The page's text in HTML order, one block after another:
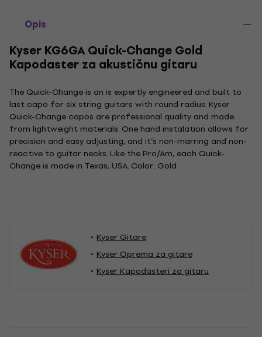
Opis
Kyser KG6GA Quick-Change Gold
Kapodaster za akustičnu gitaru
The Quick-Change is an is expertly engineered and built to
last capo for six string guitars with round radius. Kyser
Quick-Change capos are professional quality and made
from lightweight materials. One hand instalation allows for
precision and easy adjusting, and it’s non-marring and non-
reactive to guitar necks. Like the Pro/Am, each Quick-
Change is made in Texas, USA. Color: Gold
Kyser Gitare
Kyser Oprema za gitare
Kyser Kapodasteri za gitaru